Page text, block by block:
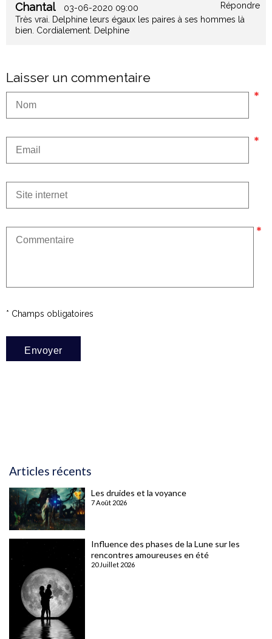
Chantal 03-06-2020 09:00
Répondre
Très vrai. Delphine leurs égaux les paires à ses hommes là
bien. Cordialement. Delphine
Laisser un commentaire
* Champs obligatoires
Articles récents
Les druides et la voyance
7 Août 2026
Influence des phases de la Lune sur les
rencontres amoureuses en été
20 Juillet 2026